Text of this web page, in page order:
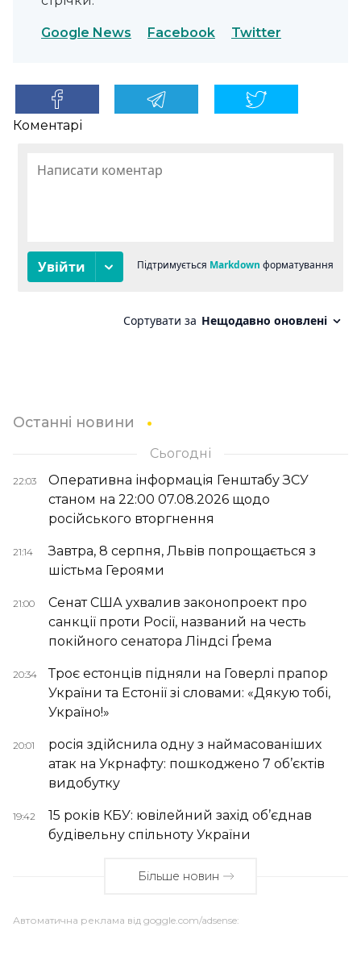
Google News Facebook Twitter
Коментарі
Останні новини
Сьогодні
22:03
Оперативна інформація Генштабу ЗСУ
станом на 22:00 07.08.2026 щодо
російського вторгнення
21:14
Завтра, 8 серпня, Львів попрощається з
шістьма Героями
21:00
Сенат США ухвалив законопроект про
санкції проти Росії, названий на честь
покійного сенатора Ліндсі Ґрема
20:34
Троє естонців підняли на Говерлі прапор
України та Естонії зі словами: «Дякую тобі,
Україно!»
20:01
росія здійснила одну з наймасованіших
атак на Укрнафту: пошкоджено 7 об’єктів
видобутку
19:42
15 років КБУ: ювілейний захід об’єднав
будівельну спільноту України
Більше новин
Автоматична реклама від goggle.com/adsense: